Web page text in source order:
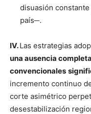
disuasión
país─.
IV.Las estrategias
una ausencia
convencionales
incremento continuo
corte asimétrico
desestabilización